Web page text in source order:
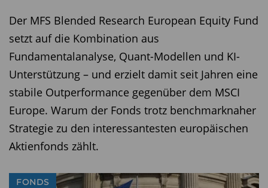
Der MFS Blended Research European Equity Fund
setzt auf die Kombination aus
Fundamentalanalyse, Quant-Modellen und KI-
Unterstützung – und erzielt damit seit Jahren eine
stabile Outperformance gegenüber dem MSCI
Europe. Warum der Fonds trotz benchmarknaher
Strategie zu den interessantesten europäischen
Aktienfonds zählt.
FONDS